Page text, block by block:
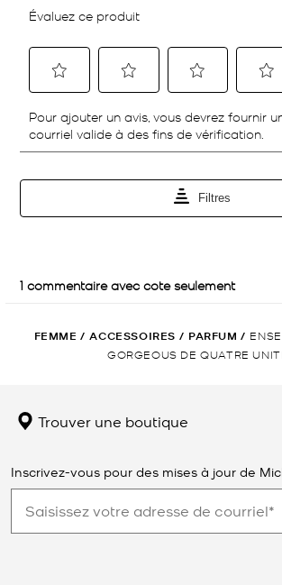
FEMME / ACCESSOIRES / PARFUM /
GORGEOUS DE QUATRE
Trouver une boutique
Inscrivez-vous pour des mises à jour de